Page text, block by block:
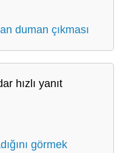
duman çıkması
hızlı yanıt
görmek